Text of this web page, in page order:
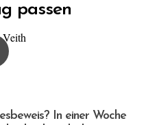
passen
In einer Woche